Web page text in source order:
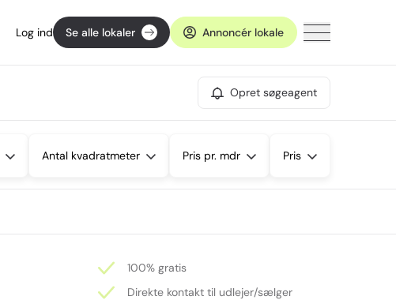
Log ind Se alle lokaler Annoncér lokale
Opret søgeagent
Antal kvadratmeter Pris pr. mdr Pris
100% gratis
Direkte kontakt til udlejer/sælger